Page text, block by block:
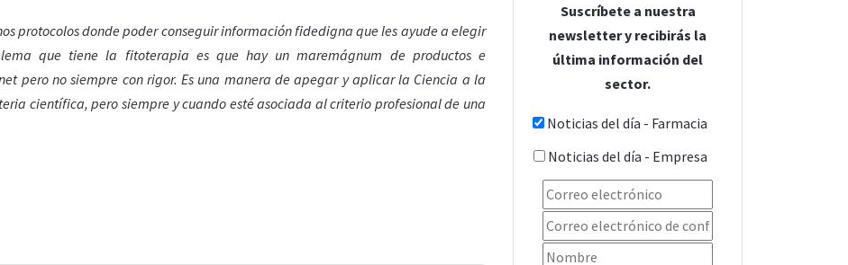
protocolos donde poder conseguir información fidedigna que les ayude a elegir
que tiene la fitoterapia es que hay un maremágnum de productos e
pero no siempre con rigor. Es una manera de apegar y aplicar la Ciencia a la
científica, pero siempre y cuando esté asociada al criterio profesional de una
Suscríbete a nuestra
newsletter y recibirás la
última información del
sector.
Noticias del día - Farmacia
Noticias del día - Empresa